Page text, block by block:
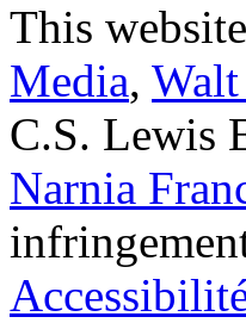
This
Media,
C.S. Lewis
Narnia